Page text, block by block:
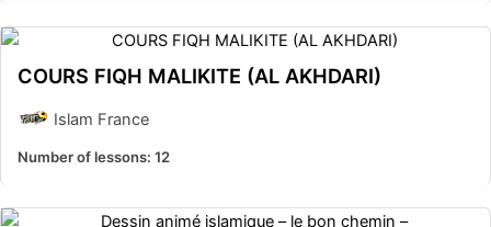
COURS FIQH MALIKITE (AL AKHDARI)
Islam France
Number of lessons: 12